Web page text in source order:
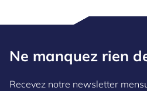
Ne manquez rien
Recevez notre newsletter